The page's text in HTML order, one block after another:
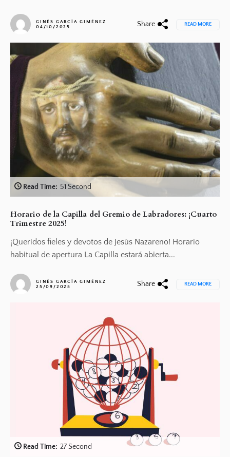
GINÉS GARCÍA GIMÉNEZ
04/10/2025
Share READ MORE
Read Time: 51 Second
Horario de la Capilla del Gremio de Labradores: ¡Cuarto
Trimestre 2025!
¡Queridos fieles y devotos de Jesús Nazareno! Horario
habitual de apertura La Capilla estará abierta...
GINÉS GARCÍA GIMÉNEZ
25/09/2025
Share READ MORE
Read Time: 27 Second